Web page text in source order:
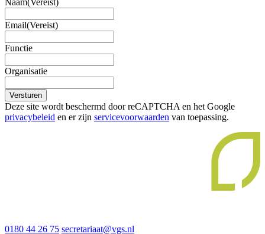
Naam(Vereist)
Email(Vereist)
Functie
Organisatie
Versturen
Deze site wordt beschermd door reCAPTCHA en het Google
privacybeleid en er zijn servicevoorwaarden van toepassing.
0180 44 26 75 secretariaat@vgs.nl